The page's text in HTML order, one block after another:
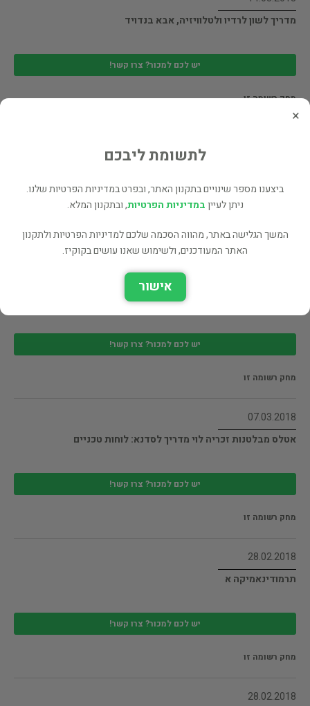
מדריך לשון לרדיו ולטלוויזיה, אבא בנדויד
יש לכם למכור? צרו קשר!
מחק רשומה זו
שיחות על אהבה יהודה אברבנל
יש לכם למכור? צרו קשר!
מחק רשומה זו
טיפול קבוצתי תיאוריה ומעשה/ יאלום
יש לכם למכור? צרו קשר!
מחק רשומה זו
07.03.2018
אטלס מבלטנות זכריה לוי מדריך לסדנא: לוחות טכניים
יש לכם למכור? צרו קשר!
מחק רשומה זו
28.02.2018
תרמודינאמיקה א
יש לכם למכור? צרו קשר!
מחק רשומה זו
28.02.2018
×
לתשומת ליבכם
ביצענו מספר שינויים בתקנון האתר, ובפרט במדיניות הפרטיות שלנו.
ניתן לעייןבמדיניות הפרטיות, ובתקנון המלא.
המשך הגלישה באתר, מהווה הסכמה שלכם למדיניות הפרטיות ולתקנון
האתר המעודכנים, ולשימוש שאנו עושים בקוקיז.
אישור